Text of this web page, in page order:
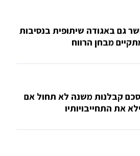
גם באגודה שיתופית בנסיבות
מבחן הרווח
קבלנות משנה לא תחול אם
את התחייבויותיו